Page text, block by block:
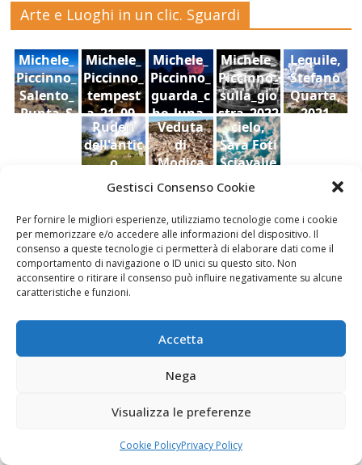
Gestisci Consenso Cookie
Per fornire le migliori esperienze, utilizziamo tecnologie come i cookie
per memorizzare e/o accedere alle informazioni del dispositivo. Il
consenso a queste tecnologie ci permetterà di elaborare dati come il
comportamento di navigazione o ID unici su questo sito. Non
acconsentire o ritirare il consenso può influire negativamente su alcune
caratteristiche e funzioni.
Accetta
Nega
Visualizza le preferenze
Cookie PolicyPrivacy Policy
Arte e Luoghi in un clic. Sguardi
Michele_
Piccinno_
Salento_
Punta_S
Michele_
Piccinno_
tempest
a_21_09_
2022
Michele_
Piccinno_
guarda_c
he_luna_
2022
Michele_
Piccinno_
sulla_gio
stra_2022
Lequile,
Stefano
Quarta,
2021
Ruderi
dell'antic
o
castello
(Enna),
Dario
Bottaro
Veduta
di
Modica
della
contea ,
Giacomo
Vespo
cielo,
Sara Foti
Sciavalie
re
Le Stanze di Arte e Luoghi | Albergo diffuso
della Cultura
Fai clic per accettare i cookie marketing e